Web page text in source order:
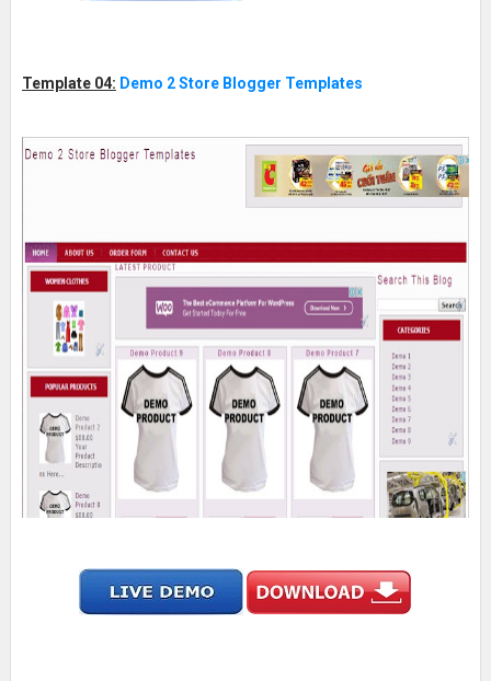
Template 04: Demo 2 Store Blogger Templates